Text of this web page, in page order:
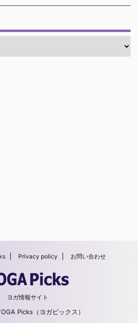
Privacy policy お問い合わせ
ヨガ情報サイト
Picks（ヨガピックス）